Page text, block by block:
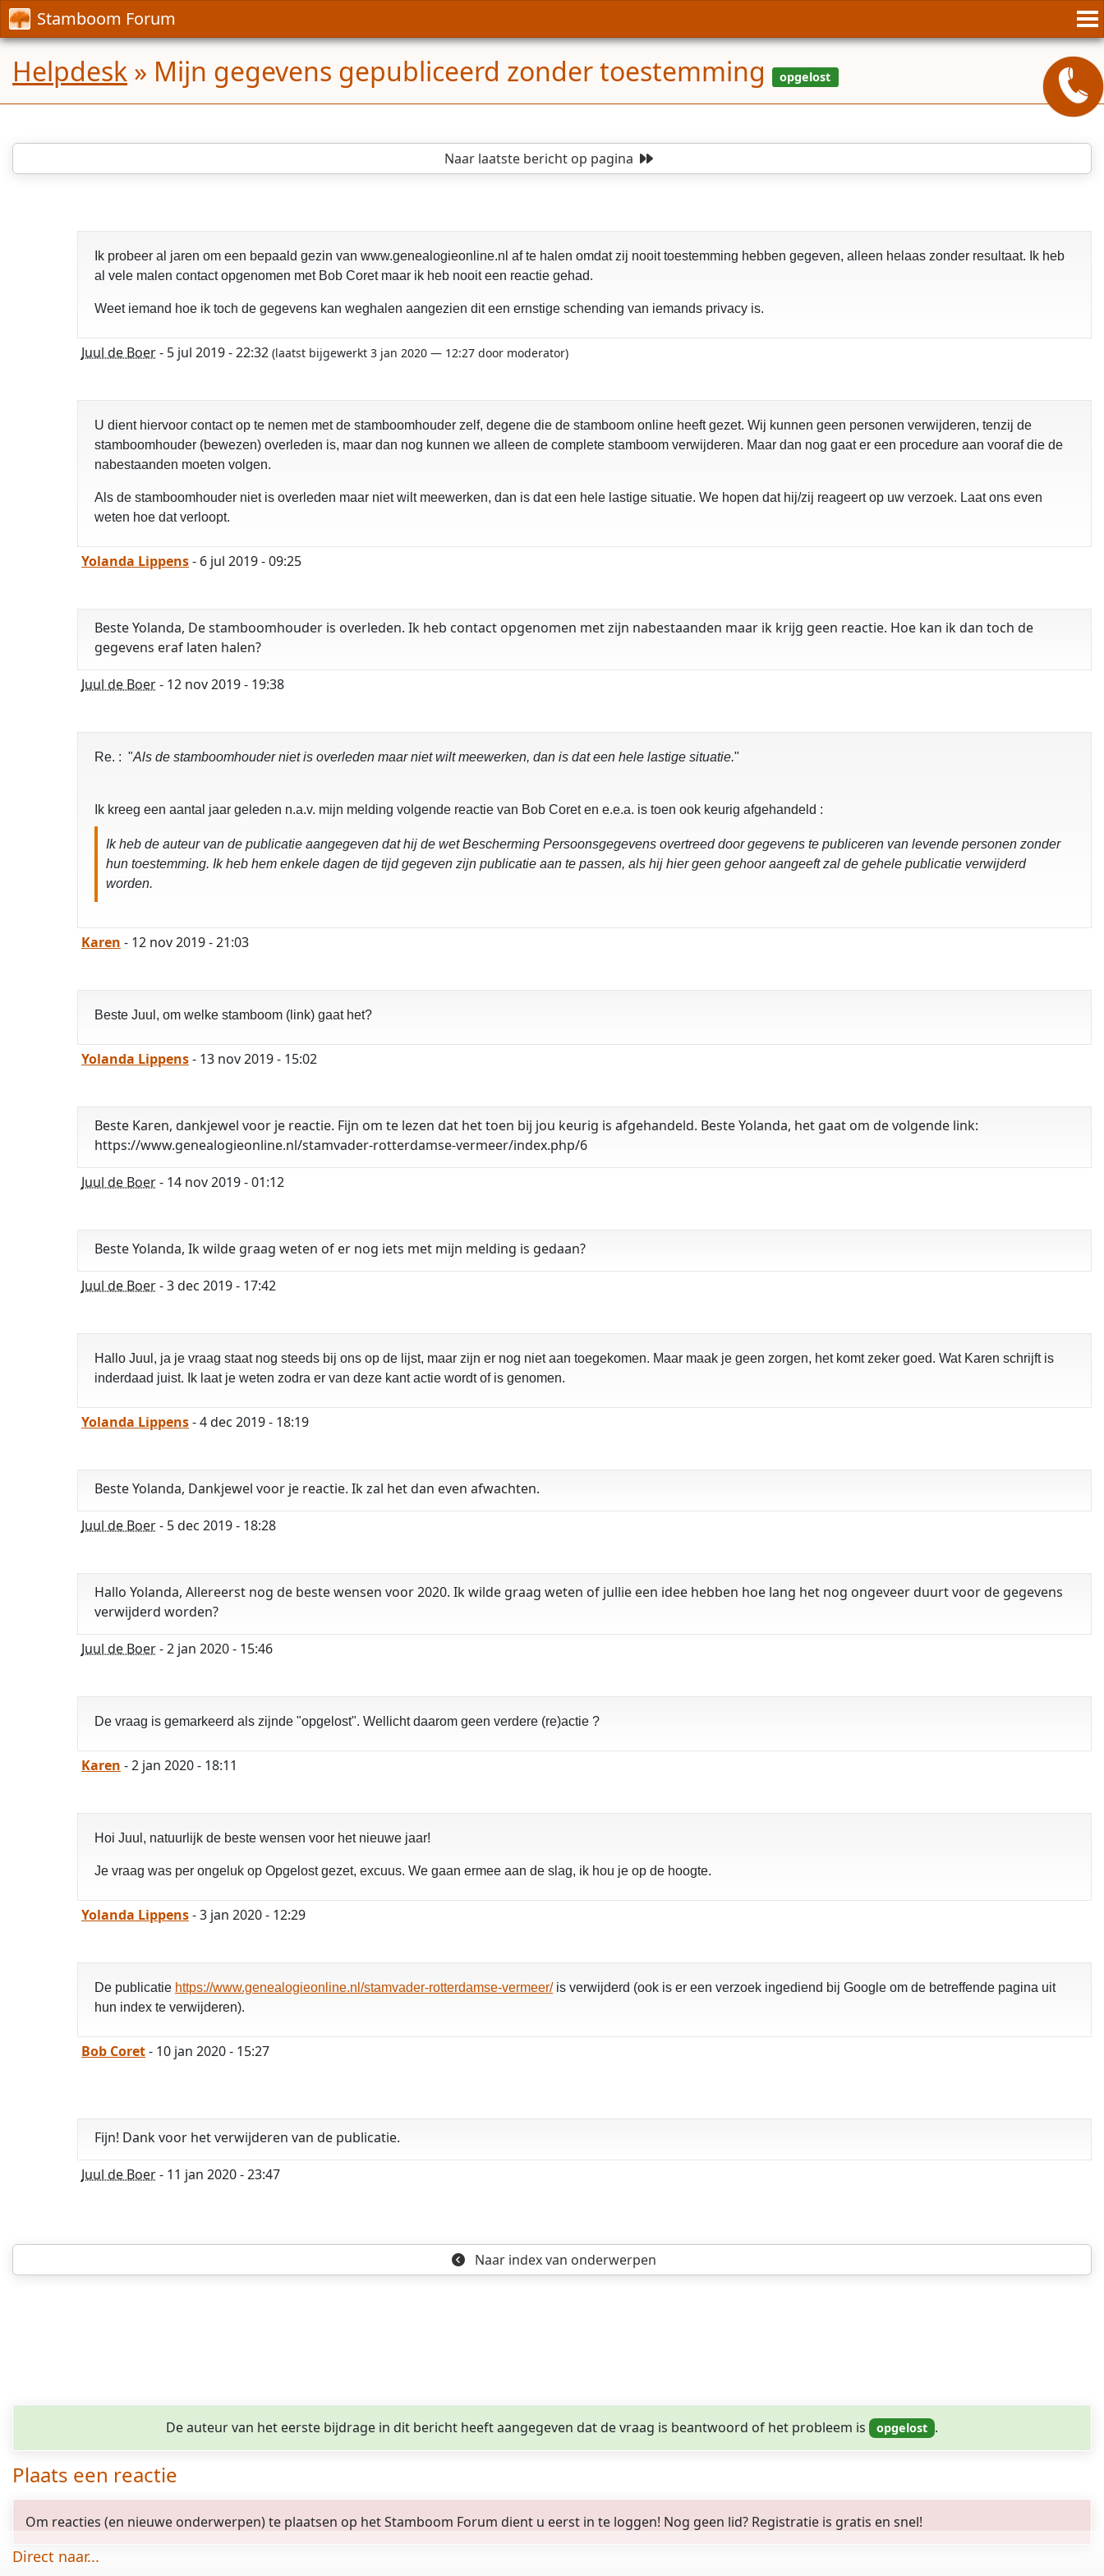
Stamboom Forum
Helpdesk » Mijn gegevens gepubliceerd zonder toestemming
Naar laatste berichtop pagina
Ik probeer al jaren om een bepaald gezin van www.genealogieonline.nl af te halen omdat zij nooit toestemming hebben gegeven, alleen helaas zonder resultaat. Ik heb
al vele malen contact opgenomen met Bob Coret maar ik heb nooit een reactie gehad.
Weet iemand hoe ik toch de gegevens kan weghalen aangezien dit een ernstige schending van iemands privacy is.
Juul de Boer- 5 jul 2019 - 22:32 (laatst bijgewerkt 3 jan 2020 — 12:27 door moderator)
U dient hiervoor contact op te nemen met de stamboomhouder zelf, degene die de stamboom online heeft gezet. Wij kunnen geen personen verwijderen, tenzij de
stamboomhouder (bewezen) overleden is, maar dan nog kunnen we alleen de complete stamboom verwijderen. Maar dan nog gaat er een procedure aan vooraf die de
nabestaanden moeten volgen.
Als de stamboomhouder niet is overleden maar niet wilt meewerken, dan is dat een hele lastige situatie. We hopen dat hij/zij reageert op uw verzoek. Laat ons even
weten hoe dat verloopt.
Yolanda Lippens- 6 jul 2019 - 09:25
Beste Yolanda, De stamboomhouder is overleden. Ik heb contact opgenomen met zijn nabestaanden maar ik krijg geen reactie. Hoe kan ik dan toch de
gegevens eraf laten halen?
Juul de Boer- 12 nov 2019 - 19:38
Re. : "Als de stamboomhouder niet is overleden maar niet wilt meewerken, dan is dat een hele lastige situatie."
Ik kreeg een aantal jaar geleden n.a.v. mijn melding volgende reactie van Bob Coret en e.e.a. is toen ook keurig afgehandeld :
Ik heb de auteur van de publicatie aangegeven dat hij de wet Bescherming Persoonsgegevens overtreed door gegevens te publiceren van levende personen zonder
hun toestemming. Ik heb hem enkele dagen de tijd gegeven zijn publicatie aan te passen, als hij hier geen gehoor aangeeft zal de gehele publicatie verwijderd
worden.
Karen - 12 nov 2019 - 21:03
Beste Juul, om welke stamboom (link) gaat het?
Yolanda Lippens- 13 nov 2019 - 15:02
Beste Karen, dankjewel voor je reactie. Fijn om te lezen dat het toen bij jou keurig is afgehandeld. Beste Yolanda, het gaat om de volgende link:
https://www.genealogieonline.nl/stamvader-rotterdamse-vermeer/index.php/6
Juul de Boer- 14 nov 2019 - 01:12
Beste Yolanda, Ik wilde graag weten of er nog iets met mijn melding is gedaan?
Juul de Boer- 3 dec 2019 - 17:42
Hallo Juul, ja je vraag staat nog steeds bij ons op de lijst, maar zijn er nog niet aan toegekomen. Maar maak je geen zorgen, het komt zeker goed. Wat Karen schrijft is
inderdaad juist. Ik laat je weten zodra er van deze kant actie wordt of is genomen.
Yolanda Lippens- 4 dec 2019 - 18:19
Beste Yolanda, Dankjewel voor je reactie. Ik zal het dan even afwachten.
Juul de Boer- 5 dec 2019 - 18:28
Hallo Yolanda, Allereerst nog de beste wensen voor 2020. Ik wilde graag weten of jullie een idee hebben hoe lang het nog ongeveer duurt voor de gegevens
verwijderd worden?
Juul de Boer- 2 jan 2020 - 15:46
De vraag is gemarkeerd als zijnde "opgelost". Wellicht daarom geen verdere (re)actie ?
Karen - 2 jan 2020 - 18:11
Hoi Juul, natuurlijk de beste wensen voor het nieuwe jaar!
Je vraag was per ongeluk op Opgelost gezet, excuus. We gaan ermee aan de slag, ik hou je op de hoogte.
Yolanda Lippens- 3 jan 2020 - 12:29
De publicatie https://www.genealogieonline.nl/stamvader-rotterdamse-vermeer/is verwijderd (ook is er een verzoek ingediend bij Google om de betreffende pagina uit
hun index te verwijderen).
Bob Coret- 10 jan 2020 - 15:27
Fijn! Dank voor het verwijderen van de publicatie.
Juul de Boer- 11 jan 2020 - 23:47
Naar indexvan onderwerpen
De auteur van het eerste bijdrage in dit bericht heeft aangegeven dat de vraag is beantwoord of het probleem is .
Plaats een reactie
Om reacties (en nieuwe onderwerpen) te plaatsen op het Stamboom Forum dient u eerst in te loggen! Nog geen lid? Registratie is gratis en snel!
Direct naar...